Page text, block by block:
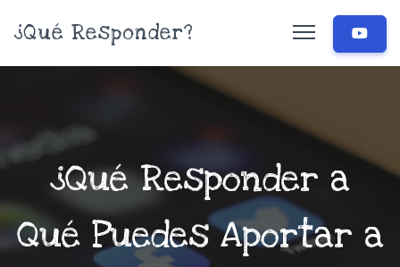
¿Qué Responder?
¿Qué Responder a
Qué Puedes Aportar a